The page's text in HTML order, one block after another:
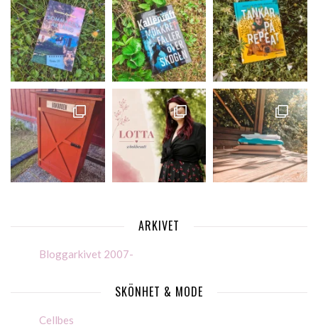
ARKIVET
Bloggarkivet 2007-
SKÖNHET & MODE
Cellbes